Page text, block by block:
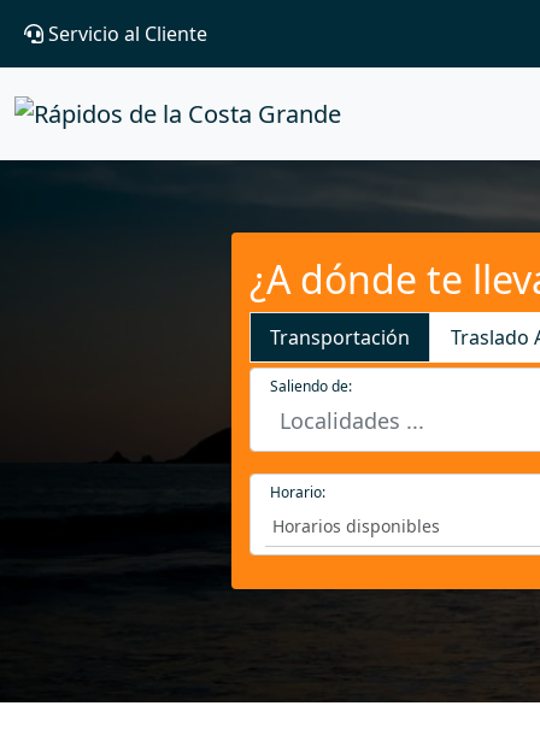
Servicio al Cliente
¿A dónde te
Transportación Traslado
Saliendo de:
Horario:
Horarios disponibles